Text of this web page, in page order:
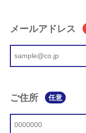
メールアドレス
ご住所 任意